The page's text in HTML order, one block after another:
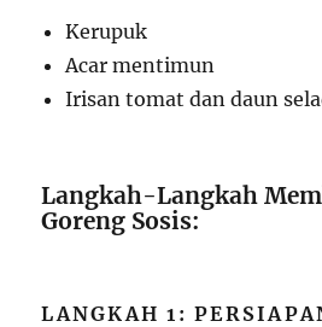
Kerupuk
Acar mentimun
Irisan tomat dan daun
Langkah-Langkah
Goreng Sosis:
LANGKAH 1: